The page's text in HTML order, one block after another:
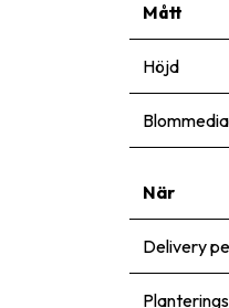
Mått
Höjd
När
Delivery